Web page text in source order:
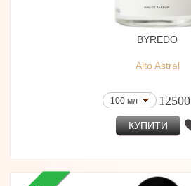
BYREDO
Alto Astral
100 мл 12500
КУПИТИ